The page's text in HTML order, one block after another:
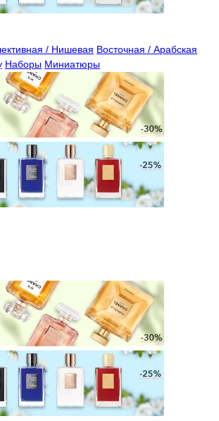
/ Нишевая Восточная / Арабская
Наборы Миниатюры